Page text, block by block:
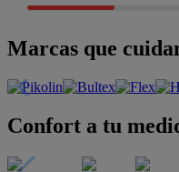
Marcas que
Confort a tu